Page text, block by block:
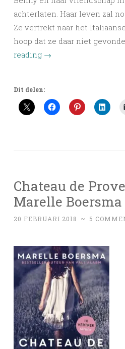
achterlaten. Haar leven zal
Ze vertrekt naar het
hoop dat ze daar niet
reading →
Dit delen:
Chateau de
Marelle Boersma
20 FEBRUARI 2018 ~ 5